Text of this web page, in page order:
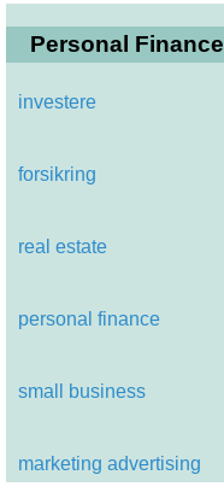
Personal Finance
investere
forsikring
real estate
personal finance
small business
marketing advertising